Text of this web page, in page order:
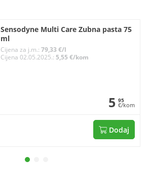
Sensodyne Multi Care Zubna pasta 75
ml
Cijena za j.m.:79,33 €/l
Cijena 02.05.2025.:5,55 €/kom
5 95
€/kom
Dodaj